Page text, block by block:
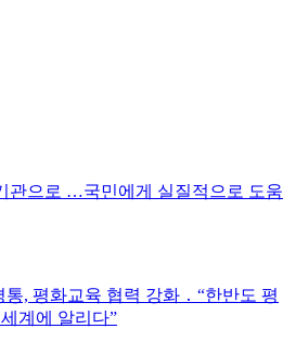
관으로 …국민에게 실질적으로 도움
, 평화교육 협력 강화 ․ “한반도 평
계에 알리다”